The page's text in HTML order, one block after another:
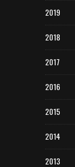
2019
2018
2017
2016
2015
2014
2013